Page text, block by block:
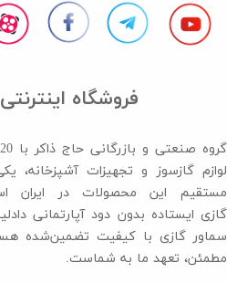
فروشگاه
لوازم گازسوز و تجهیزات آشپزخانه،
مستقیم این محصولات در ایران
گازی ایستاده بدون دود آپارتمانی
سماور گازی با کیفیت تضمین‌شده
مطمئن، تعهد ما به شماست.